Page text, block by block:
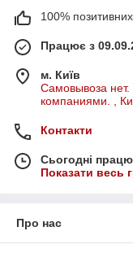
100% позитивних
Працює з
м. Київ
Самовывоза нет.
компаниями. ,
Контакти
Сьогодні
Показати весь
Про нас